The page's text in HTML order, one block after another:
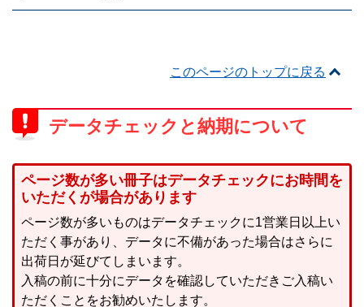
このページのトップに戻る
データチェックと納期について
ページ数が多い冊子はデータチェックにお時間を
いただくが場合があります
ページ数が多いものはデータチェックに1営業日以上い
ただく事があり、データに不備があった場合はさらに
出荷日が延びてしまいます。
入稿の前に十分にデータを確認していただきご入稿い
ただくことをお勧めいたします。